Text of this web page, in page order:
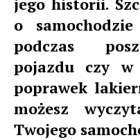
o
podczas
pojazdu czy w
poprawek
możesz
Twojego